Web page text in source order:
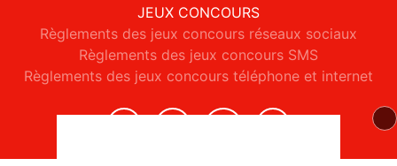
JEUX CONCOURS
Règlements des jeux concours réseaux sociaux
Règlements des jeux concours SMS
Règlements des jeux concours téléphone et internet